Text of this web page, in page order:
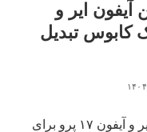
آیفون ایر و
یک کابوس تبدیل